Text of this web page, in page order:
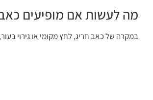
מה לעשות אם מופיעים כאב
במקרה של כאב חריג, לחץ מקומי או גירוי